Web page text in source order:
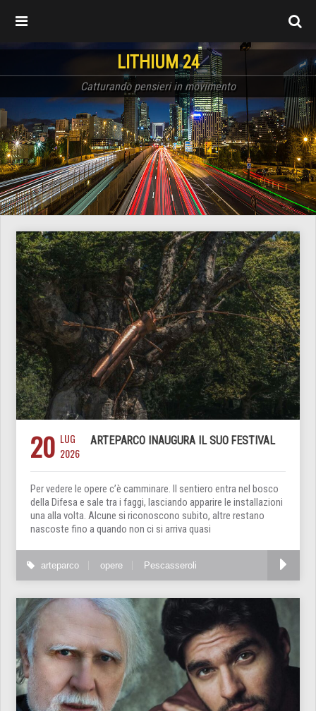
LITHIUM 24
Catturando pensieri in movimento
20 LUG
2026
ARTEPARCO INAUGURA IL SUO FESTIVAL
Per vedere le opere c’è camminare. Il sentiero entra nel bosco
della Difesa e sale tra i faggi, lasciando apparire le installazioni
una alla volta. Alcune si riconoscono subito, altre restano
nascoste fino a quando non ci si arriva quasi
arteparco opere Pescasseroli